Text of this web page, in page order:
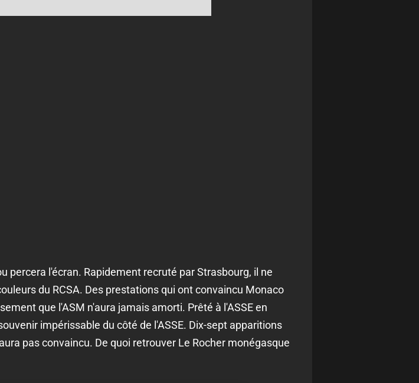
percera l'écran. Rapidement recruté par Strasbourg, il ne
du RCSA. Des prestations qui ont convaincu Monaco
que l'ASM n'aura jamais amorti. Prêté à l'ASSE en
impérissable du côté de l'ASSE. Dix-sept apparitions
pas convaincu. De quoi retrouver Le Rocher monégasque